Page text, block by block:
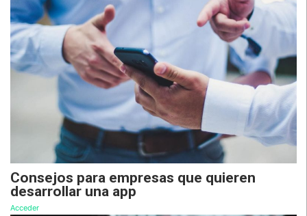
Consejos para empresas que quieren
desarrollar una app
Acceder